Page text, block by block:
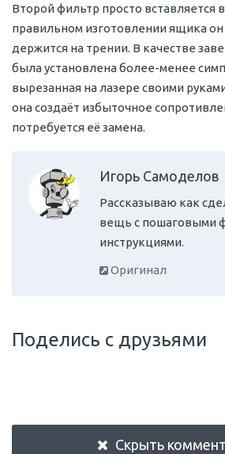
Второй фильтр просто вставляется
правильном изготовлении ящика
держится на трении. В качестве
была установлена более-менее
вырезанная на лазере своими
она создаёт избыточное
потребуется её замена.
Игорь Самоделов
Рассказываю как
вещь с пошаговыми
инструкциями.
Оригинал
Поделись с друзьями
Скрыть